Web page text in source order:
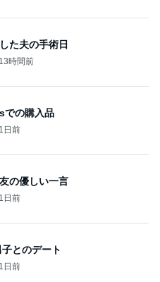
た夫の手術日
13時間前
での購入品
1日前
の優しい一言
1日前
とのデート
1日前